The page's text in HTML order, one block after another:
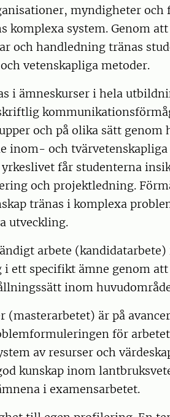
myndigheter och
komplexa system. Genom att
och handledning tränas
vetenskapliga metoder.
i ämneskurser i hela
och på olika sätt genom
inom- och
får studenterna
och projektledning.
tränas i komplexa
utveckling.
arbete (kandidatarbete)
i ett specifikt ämne genom
inom
(masterarbetet) är på
för
av resurser och
kunskap inom
i examensarbetet.